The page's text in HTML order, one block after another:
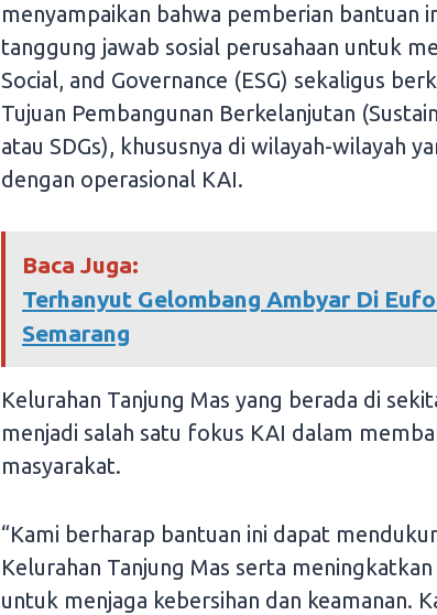
menyampaikan bahwa pemberian bantuan
tanggung jawab sosial perusahaan untuk
Social, and Governance (ESG) sekaligus
Tujuan Pembangunan Berkelanjutan
atau SDGs), khususnya di wilayah-wilayah
dengan operasional KAI.
Baca Juga:
Terhanyut Gelombang Ambyar Di
Semarang
Kelurahan Tanjung Mas yang berada di
menjadi salah satu fokus KAI dalam
masyarakat.
“Kami berharap bantuan ini dapat
Kelurahan Tanjung Mas serta
untuk menjaga kebersihan dan keamanan.